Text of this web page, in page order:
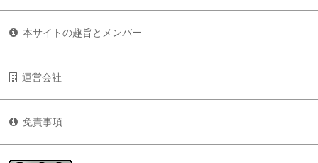
本サイトの趣旨とメンバー
運営会社
免責事項